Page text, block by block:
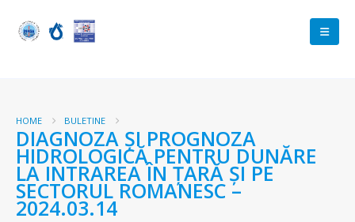
HOME BULETINE
DIAGNOZA ŞI PROGNOZA
HIDROLOGICĂ PENTRU DUNĂRE
LA INTRAREA ÎN ŢARĂ ŞI PE
SECTORUL ROMANESC –
2024.03.14